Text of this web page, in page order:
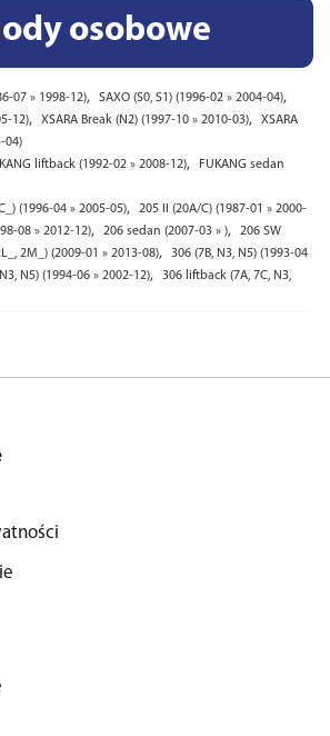
osobowe
07 » 1998-12), SAXO (S0, S1) (1996-02 » 2004-04),
12), XSARA Break (N2) (1997-10 » 2010-03),
XSARA
04)
liftback (1992-02 » 2008-12),
FUKANG sedan
(1996-04 » 2005-05),
205 II (20A/C) (1987-01 » 2000-
08 » 2012-12), 206 sedan (2007-03 » ),
206 SW
2M_) (2009-01 » 2013-08),
306 (7B, N3, N5) (1993-04
N5) (1994-06 » 2002-12),
306 liftback (7A, 7C, N3,